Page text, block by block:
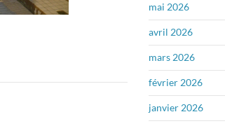
mai 2026
avril 2026
mars 2026
février 2026
janvier 2026